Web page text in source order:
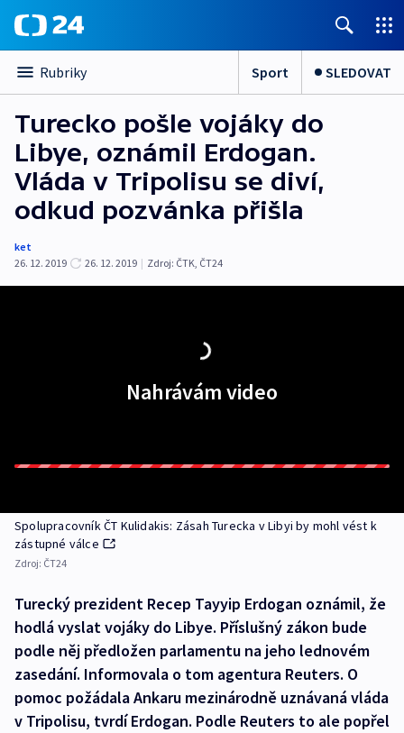
Rubriky Sport SLEDOVAT
Turecko pošle vojáky do
Libye, oznámil Erdogan.
Vláda v Tripolisu se diví,
odkud pozvánka přišla
ket
26. 12. 2019
26. 12. 2019 | Zdroj: ČTK, ČT24
Nahrávám video
Spolupracovník ČT Kulidakis: Zásah Turecka v Libyi by mohl vést k
zástupné válce
Zdroj: ČT24
Turecký prezident Recep Tayyip Erdogan oznámil, že
hodlá vyslat vojáky do Libye. Příslušný zákon bude
podle něj předložen parlamentu na jeho lednovém
zasedání. Informovala o tom agentura Reuters. O
pomoc požádala Ankaru mezinárodně uznávaná vláda
v Tripolisu, tvrdí Erdogan. Podle Reuters to ale popřel